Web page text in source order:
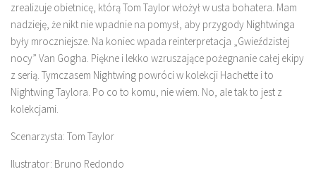
zrealizuje obietnicę, którą Tom Taylor włożył w usta bohatera. Mam
nadzieję, że nikt nie wpadnie na pomysł, aby przygody Nightwinga
były mroczniejsze. Na koniec wpada reinterpretacja „Gwieździstej
nocy” Van Gogha. Piękne i lekko wzruszające pożegnanie całej ekipy
z serią. Tymczasem Nightwing powróci w kolekcji Hachette i to
Nightwing Taylora. Po co to komu, nie wiem. No, ale tak to jest z
kolekcjami.
Scenarzysta: Tom Taylor
Ilustrator: Bruno Redondo